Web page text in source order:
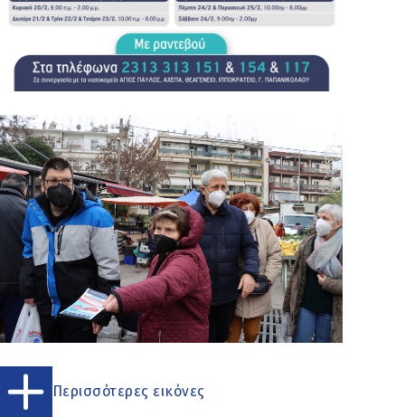
Περισσότερες εικόνες